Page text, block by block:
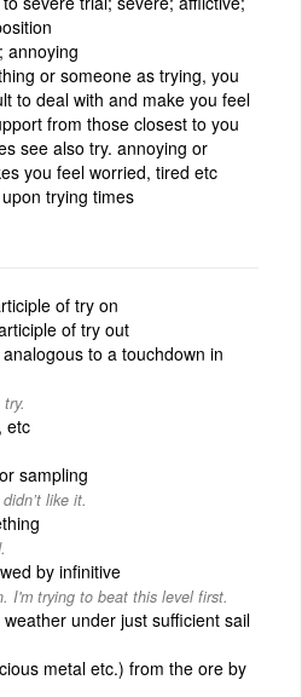
annoying
or someone as trying, you
to deal with and make you feel
from those closest to you
see also try. annoying or
you feel worried, tired etc
trying times
of try on
of try out
to a touchdown in
etc
sampling
like it.
by infinitive
I'm trying to beat this level first.
under just sufficient sail
metal etc.) from the ore by